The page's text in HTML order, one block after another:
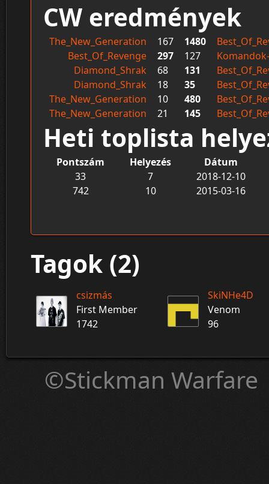
CW eredmények
The_New_Generation 167 1480
Best_Of_Revenge
297 127
Diamond_Shrak
68 131
Diamond_Shrak
18 35
The_New_Generation
10 480
The_New_Generation
21 145
Heti toplista
Pontszám Helyezés
Dátum
33
7
2018-12-10
742
10 2015-03-16
Tagok (2)
csizmás
First Member
1742
SkiNHe4D
Venom
96
©Stickman Warfare